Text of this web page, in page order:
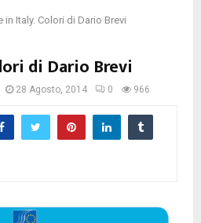
in Italy. Colori di Dario Brevi
di Dario Brevi
28 Agosto, 2014 0 966